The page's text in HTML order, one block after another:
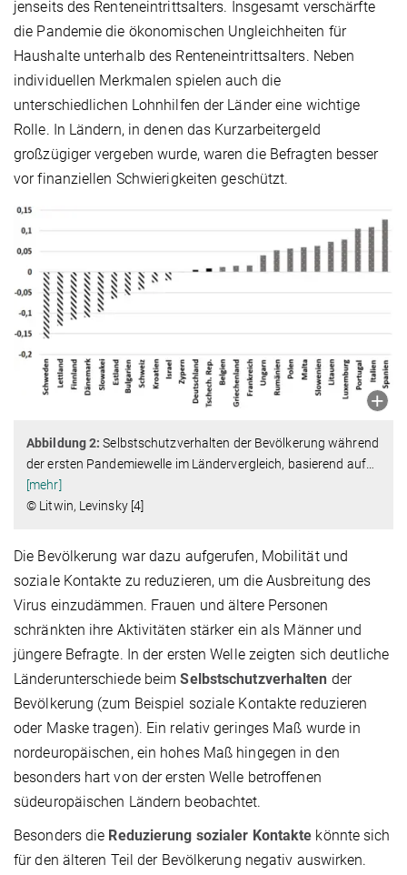
jenseits des Renteneintrittsalters. Insgesamt verschärfte
die Pandemie die ökonomischen Ungleichheiten für
Haushalte unterhalb des Renteneintrittsalters. Neben
individuellen Merkmalen spielen auch die
unterschiedlichen Lohnhilfen der Länder eine wichtige
Rolle. In Ländern, in denen das Kurzarbeitergeld
großzügiger vergeben wurde, waren die Befragten besser
vor finanziellen Schwierigkeiten geschützt.
Abbildung 2: Selbstschutzverhalten der Bevölkerung während
der ersten Pandemiewelle im Ländervergleich, basierend auf…
[mehr]
© Litwin, Levinsky [4]
Die Bevölkerung war dazu aufgerufen, Mobilität und
soziale Kontakte zu reduzieren, um die Ausbreitung des
Virus einzudämmen. Frauen und ältere Personen
schränkten ihre Aktivitäten stärker ein als Männer und
jüngere Befragte. In der ersten Welle zeigten sich deutliche
Länderunterschiede beimSelbstschutzverhalten der
Bevölkerung (zum Beispiel soziale Kontakte reduzieren
oder Maske tragen). Ein relativ geringes Maß wurde in
nordeuropäischen, ein hohes Maß hingegen in den
besonders hart von der ersten Welle betroffenen
südeuropäischen Ländern beobachtet.
Besonders die Reduzierung sozialer Kontakte könnte sich
für den älteren Teil der Bevölkerung negativ auswirken.